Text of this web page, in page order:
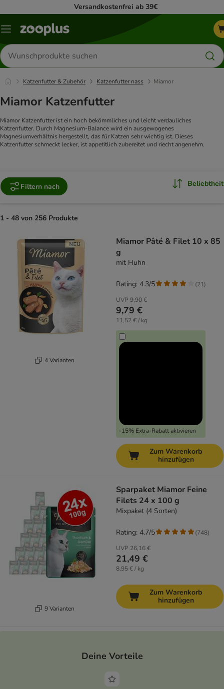
Versandkostenfrei ab 39€
Menü
Produkte
suchen
Katzenfutter & Zubehör Katzenfutter nass Miamor
Miamor Katzenfutter
Miamor Katzenfutter ist ein hoch bekömmliches und leicht verdauliches
Katzenfutter. Durch Magnesium-Balance wird ein ausgewogenes
Magnesiumverhältnis hergestellt, das für Katzen sehr wichtig ist. Dieses
Katzenfutter schmeckt lecker, ist appetitlich zubereitet und riecht angenehm.
Filtern nach Beliebtheit
1 - 48 von 256 Produkte
4 Varianten
Miamor Pâté & Filet 10 x 85
g
mit Huhn
UVP 9,90 €
9,79 €
11,52 € / kg
-15% Extra-Rabatt aktivieren
Rating: 4.3/5 (21)
Zum Warenkorb
hinzufügen
9 Varianten
Sparpaket Miamor Feine
Filets 24 x 100 g
Mixpaket (4 Sorten)
UVP 26,16 €
21,49 €
8,95 € / kg
Rating: 4.7/5 (748)
Zum Warenkorb
hinzufügen
Deine Vorteile